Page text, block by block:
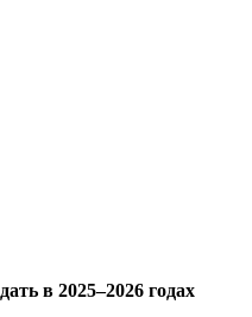
в 2025–2026 годах